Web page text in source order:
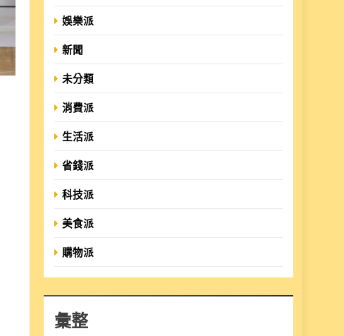
娛樂派
新聞
未分類
消費派
生活派
省錢派
科技派
美食派
購物派
彙整